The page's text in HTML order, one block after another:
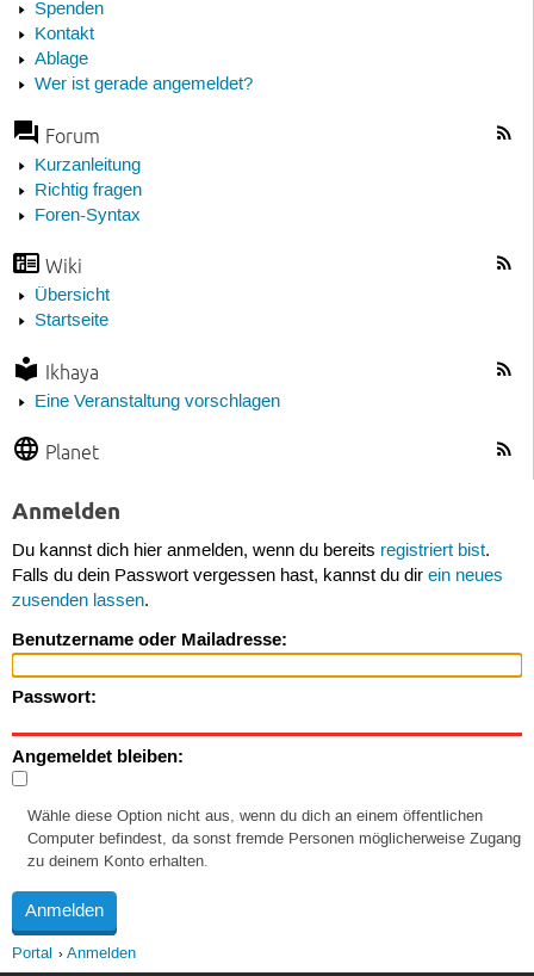
Spenden
Kontakt
Ablage
Wer ist gerade angemeldet?
Forum
Kurzanleitung
Richtig fragen
Foren-Syntax
Wiki
Übersicht
Startseite
Ikhaya
Eine Veranstaltung vorschlagen
Planet
Anmelden
Du kannst dich hier anmelden, wenn du bereits registriert bist.
Falls du dein Passwort vergessen hast, kannst du dir ein neues
zusenden lassen.
Benutzername oder Mailadresse:
Passwort:
Angemeldet bleiben:
Wähle diese Option nicht aus, wenn du dich an einem öffentlichen
Computer befindest, da sonst fremde Personen möglicherweise Zugang
zu deinem Konto erhalten.
Portal Anmelden